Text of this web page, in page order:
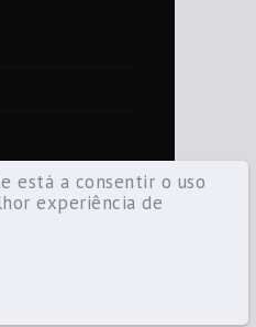
está a consentir o uso
experiência de
— Todos os